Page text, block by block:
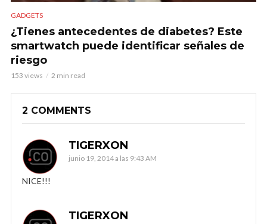
GADGETS
¿Tienes antecedentes de diabetes? Este
smartwatch puede identificar señales de
riesgo
153 views 2 min read
2 COMMENTS
TIGERXON
junio 19, 2014 a las 9:43 AM
NICE!!!
TIGERXON